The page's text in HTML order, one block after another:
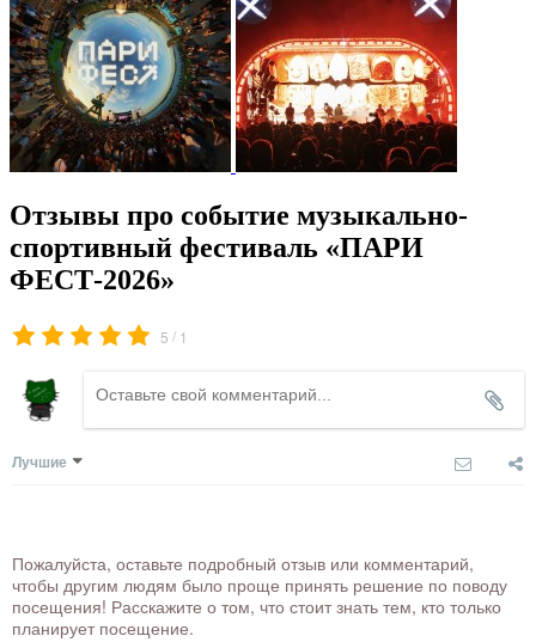
Отзывы про событие музыкально-
спортивный фестиваль «ПАРИ
ФЕСТ-2026»
5 / 1
Лучшие
Пожалуйста, оставьте подробный отзыв или комментарий,
чтобы другим людям было проще принять решение по поводу
посещения! Расскажите о том, что стоит знать тем, кто только
планирует посещение.